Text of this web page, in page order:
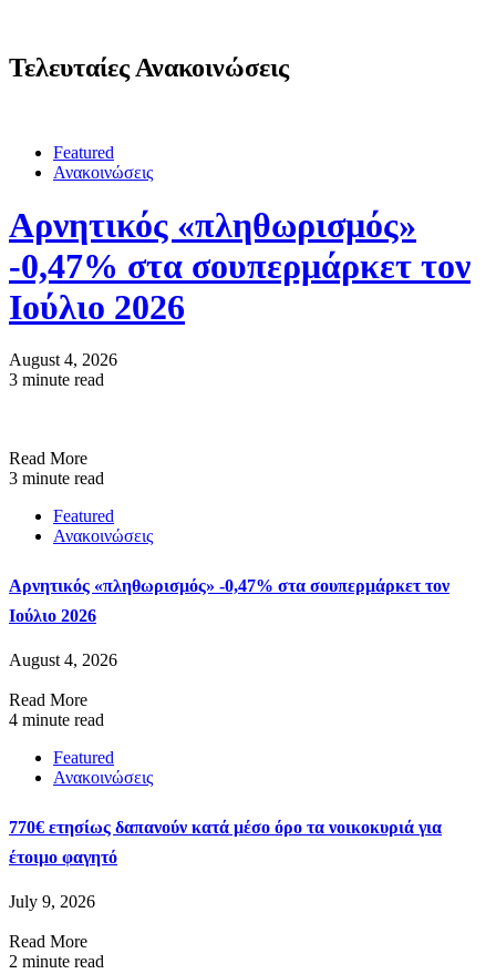
Τελευταίες Ανακοινώσεις
Featured
Ανακοινώσεις
Αρνητικός «πληθωρισμός»
-0,47% στα σουπερμάρκετ τον
Ιούλιο 2026
August 4, 2026
3 minute read
Read More
3 minute read
Featured
Ανακοινώσεις
Αρνητικός «πληθωρισμός» -0,47% στα σουπερμάρκετ τον
Ιούλιο 2026
August 4, 2026
Read More
4 minute read
Featured
Ανακοινώσεις
770€ ετησίως δαπανούν κατά μέσο όρο τα νοικοκυριά για
έτοιμο φαγητό
July 9, 2026
Read More
2 minute read